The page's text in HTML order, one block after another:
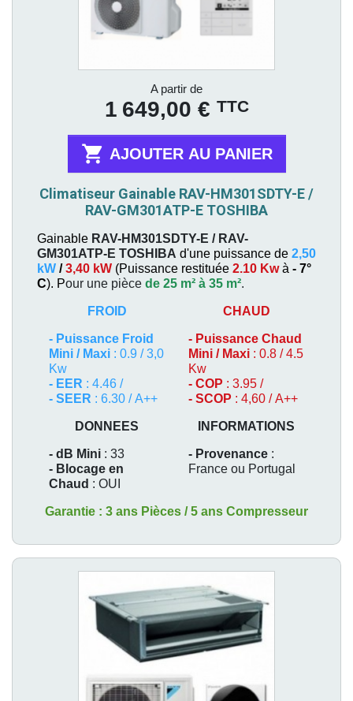
A partir de
1 649,00 € TTC
 AJOUTER AU PANIER
Climatiseur Gainable RAV-HM301SDTY-E /
RAV-GM301ATP-E TOSHIBA
Gainable RAV-HM301SDTY-E / RAV-
GM301ATP-E TOSHIBA d'une puissance de 2,50
kW /3,40 kW (Puissance restituée 2.10 Kwà - 7°
C). Pour une pièce de 25 m² à 35 m².
FROID
- Puissance Froid
Mini / Maxi : 0.9 / 3,0
Kw
- EER : 4.46 /
- SEER : 6.30 / A++
CHAUD
- Puissance Chaud
Mini / Maxi : 0.8 / 4.5
Kw
- COP : 3.95 /
- SCOP : 4,60 / A++
DONNEES
- dB Mini : 33
- Blocage en
Chaud : OUI
INFORMATIONS
- Provenance :
France ou Portugal
Garantie : 3 ans Pièces / 5 ans Compresseur